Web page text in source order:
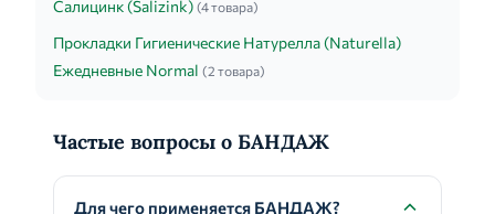
Салицинк (Salizink) (4 товара)
Прокладки Гигиенические Натурелла (Naturella)
Ежедневные Normal (2 товара)
Частые вопросы о БАНДАЖ
Для чего применяется БАНДАЖ?